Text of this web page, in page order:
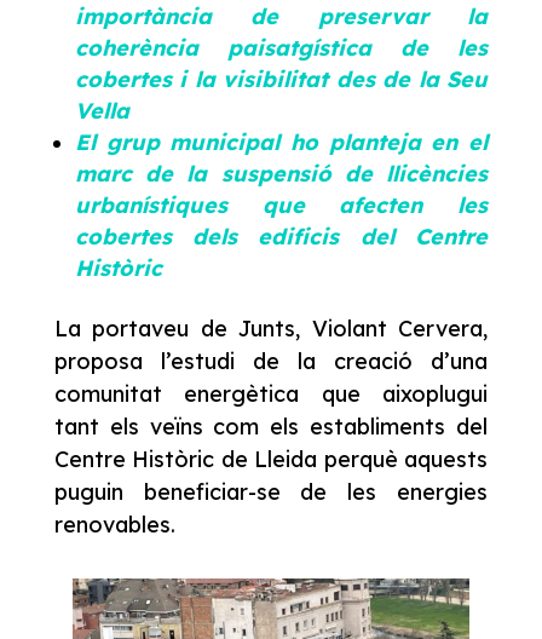
importància de preservar la
coherència paisatgística de les
cobertes i la visibilitat des de la Seu
Vella
El grup municipal ho planteja en el
marc de la suspensió de llicències
urbanístiques que afecten les
cobertes dels edificis del Centre
Històric
La portaveu de Junts, Violant Cervera,
proposa l’estudi de la creació d’una
comunitat energètica que aixoplugui
tant els veïns com els establiments del
Centre Històric de Lleida perquè aquests
puguin beneficiar-se de les energies
renovables.